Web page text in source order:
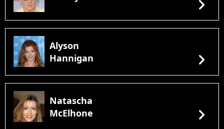
chevron_right
Alyson
Hannigan
chevron_right
Natascha
McElhone
chevron_right